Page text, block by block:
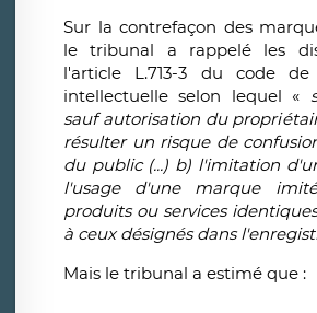
Sur la contrefaçon des
le tribunal a rappelé les
l'article L.713-3 du code
intellectuelle selon lequel «
sauf autorisation du proprié
résulter un risque de
du public (...) b) l'imitation
l'usage d'une marque imité
produits ou services
à ceux désignés dans
Mais le tribunal a estimé que :